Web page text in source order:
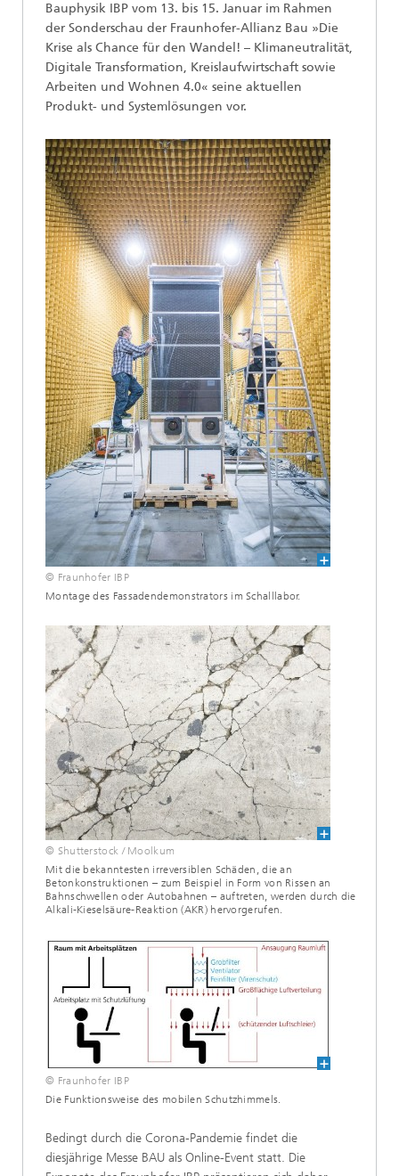
Bauphysik IBP vom 13. bis 15. Januar im Rahmen
der Sonderschau der Fraunhofer-Allianz Bau »Die
Krise als Chance für den Wandel! – Klimaneutralität,
Digitale Transformation, Kreislaufwirtschaft sowie
Arbeiten und Wohnen 4.0« seine aktuellen
Produkt- und Systemlösungen vor.
© Fraunhofer IBP
Montage des Fassadendemonstrators im Schalllabor.
© Shutterstock / Moolkum
Mit die bekanntesten irreversiblen Schäden, die an
Betonkonstruktionen – zum Beispiel in Form von Rissen an
Bahnschwellen oder Autobahnen – auftreten, werden durch die
Alkali-Kieselsäure-Reaktion (AKR) hervorgerufen.
© Fraunhofer IBP
Die Funktionsweise des mobilen Schutzhimmels.
Bedingt durch die Corona-Pandemie findet die
diesjährige Messe BAU als Online-Event statt. Die